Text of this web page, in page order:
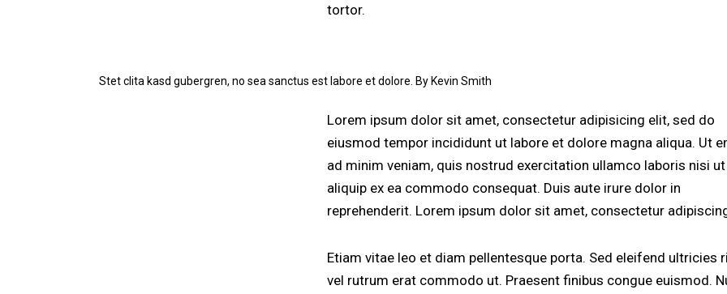
tortor.
Stet clita kasd gubergren, no sea sanctus est labore et dolore. ByKevin Smith
Lorem ipsum dolor sit amet, consectetur adipisicing elit, sed do
eiusmod tempor incididunt ut labore et dolore magna aliqua. Ut
ad minim veniam, quis nostrud exercitation ullamco laboris nisi ut
aliquip ex ea commodo consequat. Duis aute irure dolor in
reprehenderit. Lorem ipsum dolor sit amet, consectetur
Etiam vitae leo et diam pellentesque porta. Sed eleifend ultricies
vel rutrum erat commodo ut. Praesent finibus congue euismod.